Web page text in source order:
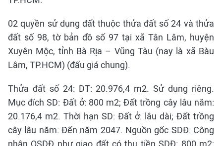
02 quyền sử dụng đất thuộc thửa đất số 24 và thửa
đất số 98, tờ bản đồ số 97 tại xã Tân Lâm, huyện
Xuyên Mộc, tỉnh Bà Rịa – Vũng Tàu (nay là xã Bàu
Lâm, TP.HCM) (đấu giá chung).
Thửa đất số 24: DT: 20.976,4 m2. Sử dụng riêng.
Mục đích SD: Đất ở: 800 m2; Đất trồng cây lâu năm:
20.176,4 m2. Thời hạn SD: Đất ở: lâu dài; Đất trồng
cây lâu năm: Đến năm 2047. Nguồn gốc SDĐ: Công
nhận QSDĐ như giao đất có thu tiền SDĐ: 800 m2;